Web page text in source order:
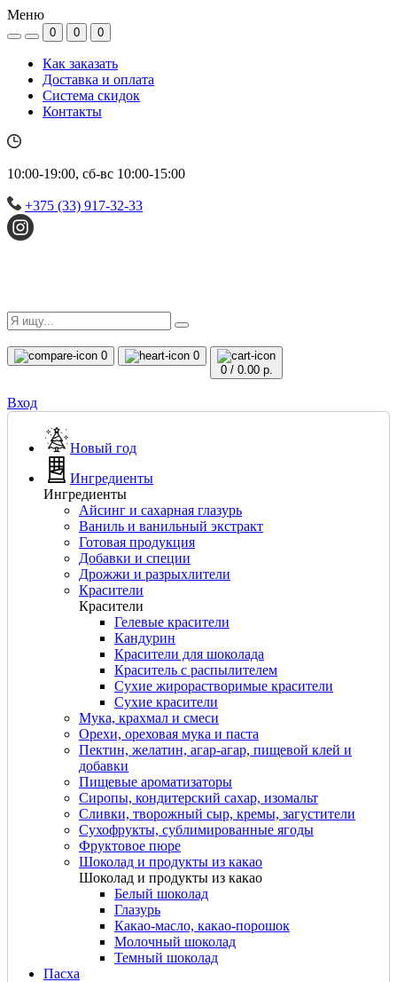
Меню
0 0 0
Как заказать
Доставка и оплата
Система скидок
Контакты
10:00-19:00, сб-вс 10:00-15:00
+375 (33) 917-32-33
0
0
0/ 0.00 р.
Вход
Новый год
Ингредиенты
Ингредиенты
Айсинг и сахарная глазурь
Ваниль и ванильный экстракт
Готовая продукция
Добавки и специи
Дрожжи и разрыхлители
Красители
Красители
Гелевые красители
Кандурин
Красители для шоколада
Краситель с распылителем
Сухие жирорастворимые красители
Сухие красители
Мука, крахмал и смеси
Орехи, ореховая мука и паста
Пектин, желатин, агар-агар, пищевой клей и
добавки
Пищевые ароматизаторы
Сиропы, кондитерский сахар, изомальт
Сливки, творожный сыр, кремы, загустители
Сухофрукты, сублимированные ягоды
Фруктовое пюре
Шоколад и продукты из какао
Шоколад и продукты из какао
Белый шоколад
Глазурь
Какао-масло, какао-порошок
Молочный шоколад
Темный шоколад
Пасха